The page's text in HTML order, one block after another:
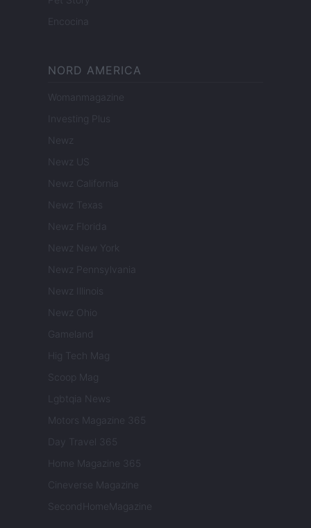
Encocina
NORD AMERICA
Womanmagazine
Investing Plus
Newz
Newz US
Newz California
Newz Texas
Newz Florida
Newz New York
Newz Pennsylvania
Newz Illinois
Newz Ohio
Gameland
Hig Tech Mag
Scoop Mag
Lgbtqia News
Motors Magazine 365
Day Travel 365
Home Magazine 365
Cineverse Magazine
SecondHomeMagazine